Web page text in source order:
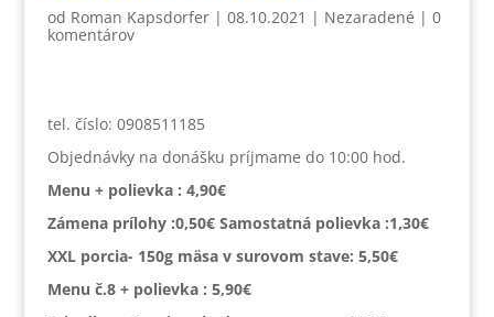
od Roman Kapsdorfer| 08.10.2021 | Nezaradené | 0
komentárov
tel. číslo: 0908511185
Objednávky na donášku príjmame do 10:00 hod.
Menu + polievka : 4,90€
Zámena prílohy :0,50€ Samostatná polievka :1,30€
XXL porcia- 150g mäsa v surovom stave: 5,50€
Menu č.8 + polievka : 5,90€